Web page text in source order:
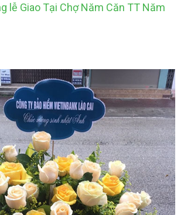
lễ Giao Tại Chợ Năm Căn TT Năm